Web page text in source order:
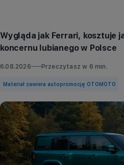
Wygląda jak Ferrari, kosztuje
koncernu lubianego w Polsce
6.08.2026 Przeczytasz w 6 min.
Materiał zawiera autopromocję OTOMOTO